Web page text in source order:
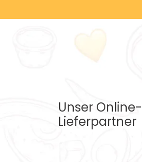
Unser Online-
Lieferpartner